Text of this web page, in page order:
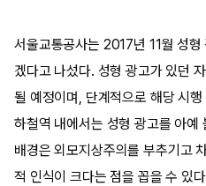
서울교통공사는 2017년 11월 성
겠다고 나섰다. 성형 광고가 있던
될 예정이며, 단계적으로 해당 시
하철역 내에서는 성형 광고를 아예
배경은 외모지상주의를 부추기고
적 인식이 크다는 점을 꼽을 수 있